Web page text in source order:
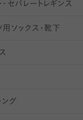
ートソックス（くるぶし
（ふくらはぎ下）
・ニーハイソックス
ルタイツ
ルタイツ
ールタイツ
ニールタイツ
タイツ以上（防寒・厚手
（レギパン）
ンス
ス
ストッキング
ッキング
ッキング
ング
ストッキング
・ セパレー ト レ ギンス
用 ソックス・靴下
向けソックス・靴下
ソックス・靴下
クス・靴下
・靴下
ス
グ